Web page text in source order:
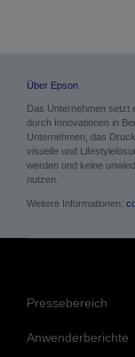
Über Epson
Das Unternehmen setzt
durch Innovationen in
Unternehmen, das
visuelle und
werden und keine
nutzen.
Weitere Informationen:
Pressebereich
Anwenderberichte